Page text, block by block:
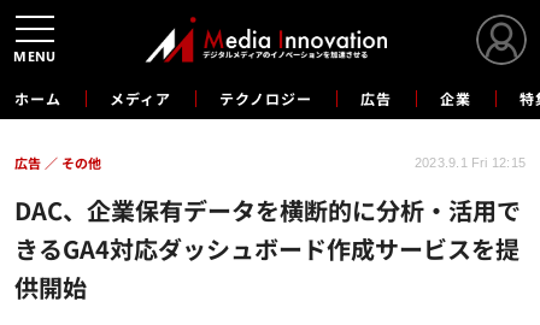
ホーム メディア テクノロジー 広告 企業 特
DAC、企業保有データを横断的に分析・活用で
きるGA4対応ダッシュボード作成サービスを提
供開始
広告 その他 2023.9.1 Fri 12:15
MENU